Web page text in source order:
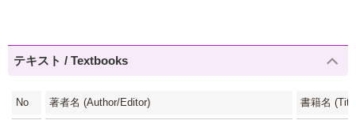
テキスト / Textbooks
No 著者名 (Author/Editor) 書籍名